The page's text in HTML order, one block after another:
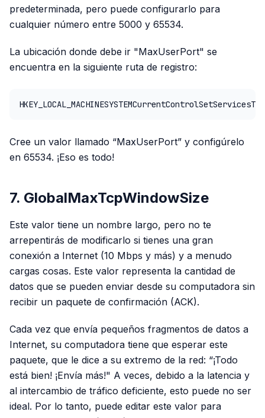
predeterminada, pero puede configurarlo para
cualquier número entre 5000 y 65534.
La ubicación donde debe ir "MaxUserPort" se
encuentra en la siguiente ruta de registro:
Cree un valor llamado “MaxUserPort” y configúrelo
en 65534. ¡Eso es todo!
7. GlobalMaxTcpWindowSize
Este valor tiene un nombre largo, pero no te
arrepentirás de modificarlo si tienes una gran
conexión a Internet (10 Mbps y más) y a menudo
cargas cosas. Este valor representa la cantidad de
datos que se pueden enviar desde su computadora sin
recibir un paquete de confirmación (ACK).
Cada vez que envía pequeños fragmentos de datos a
Internet, su computadora tiene que esperar este
paquete, que le dice a su extremo de la red: “¡Todo
está bien! ¡Envía más!" A veces, debido a la latencia y
al intercambio de tráfico deficiente, esto puede no ser
ideal. Por lo tanto, puede editar este valor para